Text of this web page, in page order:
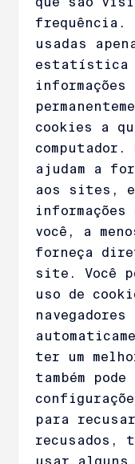
frequência.
usadas
estatística
cookies a
ajudam a
aos sites,
informações
você, a
forneça
site. Você
uso de
ter um
também
para
recusados,